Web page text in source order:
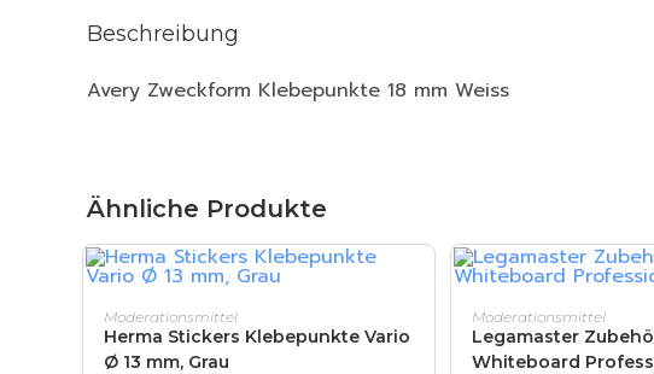
Beschreibung
Avery Zweckform Klebepunkte 18 mm Weiss
Ähnliche Produkte
IN DEN WARENKORB
Moderationsmittel
Herma Stickers Klebepunkte Vario
Ø 13 mm, Grau
IN DEN
Moderationsmittel
Legamaster
Whiteboard